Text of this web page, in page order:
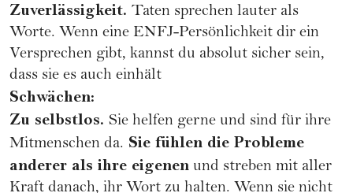
Zuverlässigkeit. Taten sprechen lauter als
Worte. Wenn eine ENFJ-Persönlichkeit dir ein
Versprechen gibt, kannst du absolut sicher sein,
dass sie es auch einhält
Schwächen:
Zu selbstlos. Sie helfen gerne und sind für ihre
Mitmenschen da. Sie fühlen die Probleme
anderer als ihre eigenen und streben mit aller
Kraft danach, ihr Wort zu halten. Wenn sie nicht